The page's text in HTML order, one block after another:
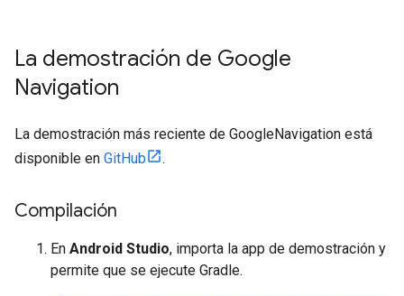
La demostración de Google
Navigation
La demostración más reciente de GoogleNavigation está
disponible en GitHub .
Compilación
En Android Studio, importa la app de demostración y
permite que se ejecute Gradle.